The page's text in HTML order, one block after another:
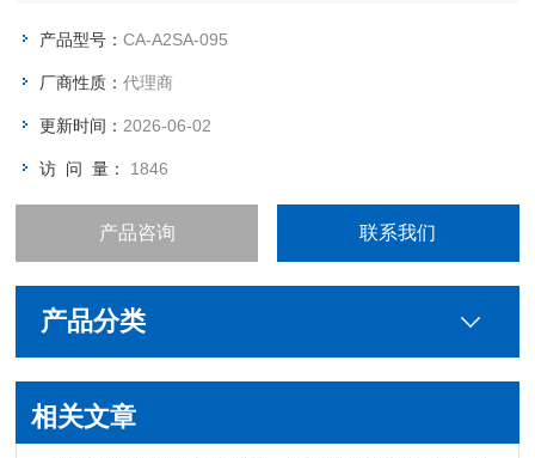
泥、粮食等行业中应用广泛。
产品型号：CA-A2SA-095
厂商性质：代理商
更新时间： 2026-06-02
访 问 量： 1846
产品咨询 联系我们
产品分类
相关文章